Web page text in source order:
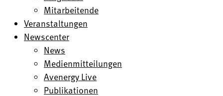
Mitarbeitende
Veranstaltungen
Newscenter
News
Medienmitteilungen
Avenergy Live
Publikationen